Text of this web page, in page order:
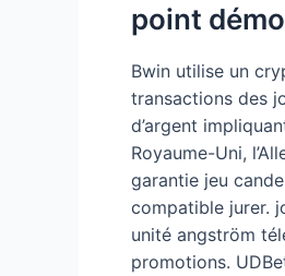
point
Bwin utilise un
transactions des
d’argent
Royaume-Uni,
garantie jeu
compatible jurer.
unité angström
promotions.